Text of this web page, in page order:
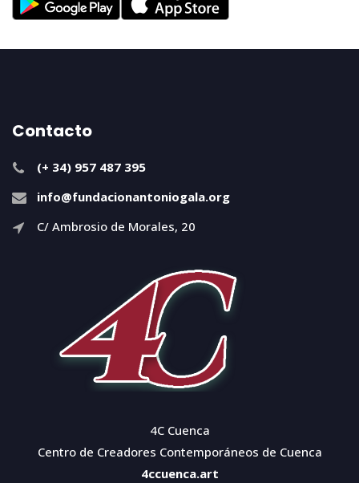
Contacto
(+ 34) 957 487 395
info@fundacionantoniogala.org
C/ Ambrosio de Morales, 20
4C Cuenca
Centro de Creadores Contemporáneos de Cuenca
4ccuenca.art